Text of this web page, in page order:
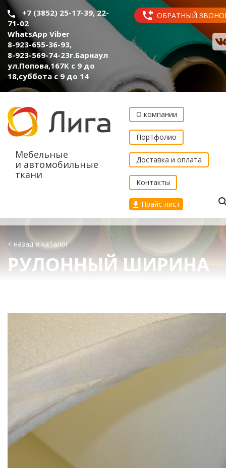
+7 (3852) 25-17-39, 22-
71-02
WhatsApp Viber
8-923-655-36-93,
8-923-569-74-23г.Барнаул
ул.Попова,167К с 9 до
18,суббота с 9 до 14
ОБРАТНЫЙ
Мебельные
и автомобильные
ткани
О компании
Портфолио
Доставка и оплата
Контакты
Прайс-лист
< назад в каталог
РУЛОННЫЙ ШИРИНА